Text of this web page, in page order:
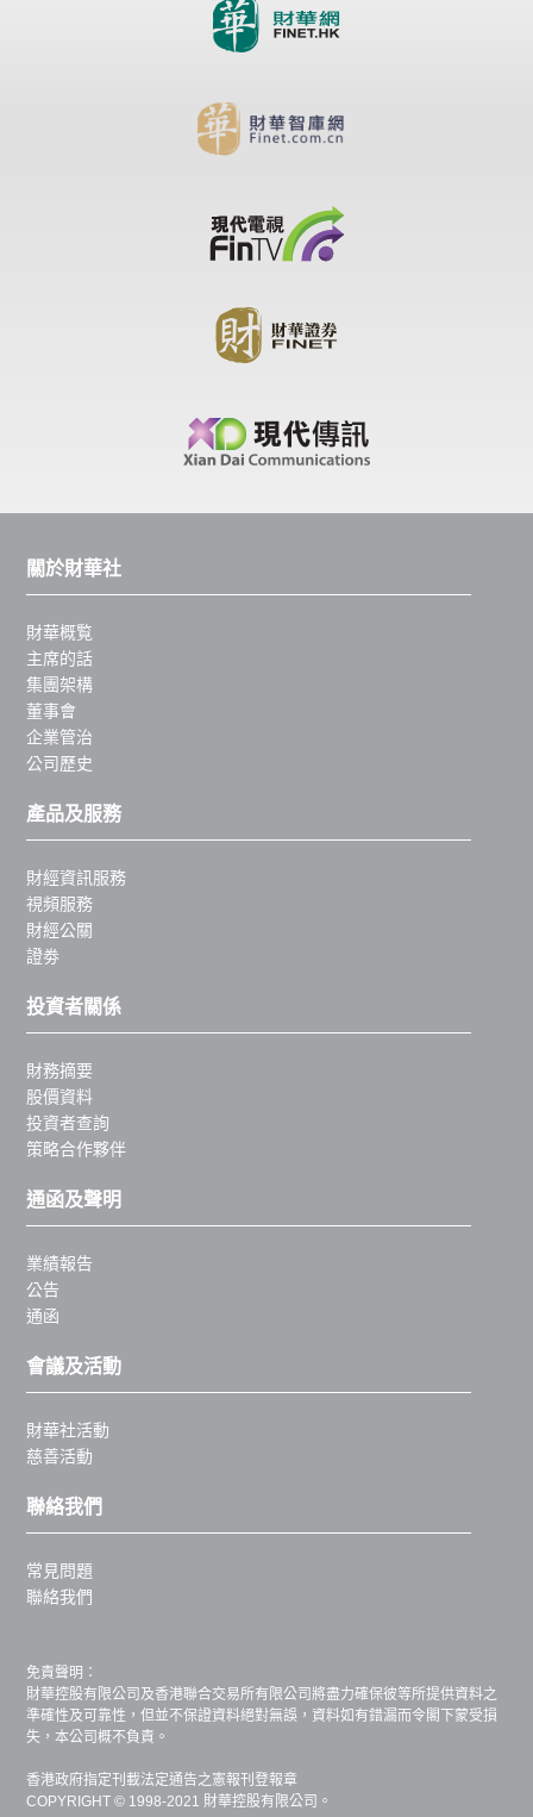
關於財華社
財華概覧
主席的話
集團架構
董事會
企業管治
公司歷史
產品及服務
財經資訊服務
視頻服務
財經公關
證劵
投資者關係
財務摘要
股價資料
投資者查詢
策略合作夥伴
通函及聲明
業績報告
公告
通函
會議及活動
財華社活動
慈善活動
聯絡我們
常見問題
聯絡我們
免責聲明：
財華控股有限公司及香港聯合交易所有限公司將盡力確保彼等所提供資料之
準確性及可靠性，但並不保證資料絕對無誤，資料如有錯漏而令閣下蒙受損
失，本公司概不負責。
香港政府指定刊載法定通告之憲報刊登報章
COPYRIGHT © 1998-2021 財華控股有限公司。